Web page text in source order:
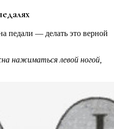
педали — делать это верной
нажиматься левой ногой,